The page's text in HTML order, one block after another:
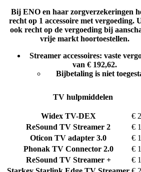
Bij ENO en haar zorgverzekeringen
recht op 1 accessoire met vergoeding.
ook recht op de vergoeding bij
vrije markt hoortoestellen.
Streamer accessoires: vaste
van € 192,62.
Bijbetaling is niet
TV hulpmiddelen
Widex TV-DEX €
ReSound TV Streamer 2 €
Oticon TV adapter 3.0 €
Phonak TV Connector 2.0 €
ReSound TV Streamer + €